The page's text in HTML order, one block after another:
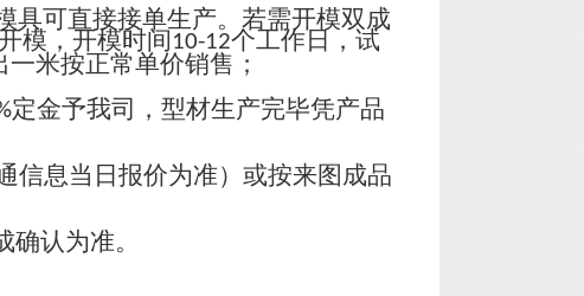
具可直接接单生产。若需开模双成
模，开模时间10-12个工作日，试
米按正常单价销售；
定金予我司，型材生产完毕凭产品
信息当日报价为准）或按来图成品
认为准。